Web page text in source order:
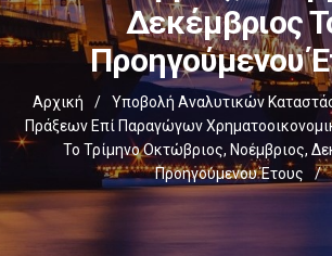
Δεκέμβριος
Προηγούμενου
Αρχική /
Υποβολή Αναλυτικών
Πράξεων Επί Παραγώγων
Το Τρίμηνο Οκτώβριος, Νοέμβριος,
Προηγούμενου Έτους
/